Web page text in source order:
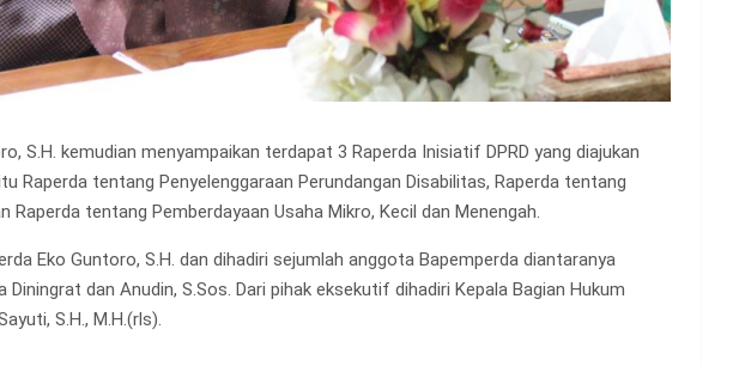
S.H. kemudian menyampaikan terdapat 3 Raperda Inisiatif DPRD yang diajukan
Raperda tentang Penyelenggaraan Perundangan Disabilitas, Raperda tentang
Raperda tentang Pemberdayaan Usaha Mikro, Kecil dan Menengah.
Eko Guntoro, S.H. dan dihadiri sejumlah anggota Bapemperda diantaranya
Diningrat dan Anudin, S.Sos. Dari pihak eksekutif dihadiri Kepala Bagian Hukum
S.H., M.H.(rls).